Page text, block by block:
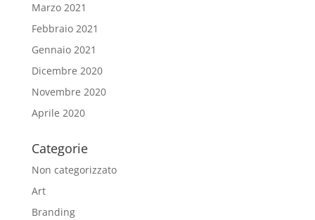
Marzo 2021
Febbraio 2021
Gennaio 2021
Dicembre 2020
Novembre 2020
Aprile 2020
Categorie
Non categorizzato
Art
Branding